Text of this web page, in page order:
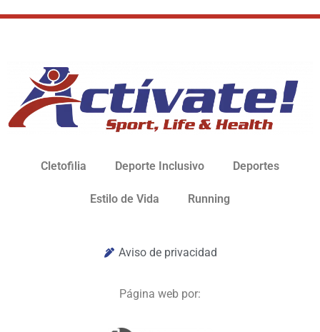
Cletofilia Deporte Inclusivo Deportes
Estilo de Vida Running
Aviso de privacidad
Página web por: